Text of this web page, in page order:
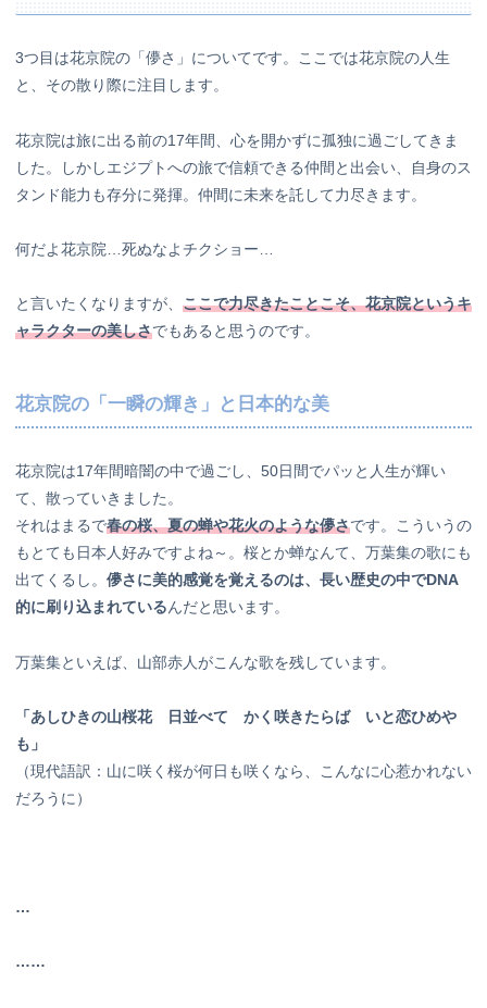
3つ目は花京院の「儚さ」についてです。ここでは花京院の人生
と、その散り際に注目します。
花京院は旅に出る前の17年間、心を開かずに孤独に過ごしてきま
した。しかしエジプトへの旅で信頼できる仲間と出会い、自身のス
タンド能力も存分に発揮。仲間に未来を託して力尽きます。
何だよ花京院…死ぬなよチクショー…
と言いたくなりますが、 ここで力尽きたことこそ、花京院というキ
ャラクターの美しさでもあると思うのです。
花京院の「一瞬の輝き」と日本的な美
花京院は17年間暗闇の中で過ごし、50日間でパッと人生が輝い
て、散っていきました。
それはまるで春の桜、夏の蝉や花火のような儚さです。こういうの
もとても日本人好みですよね～。桜とか蝉なんて、万葉集の歌にも
出てくるし。 儚さに美的感覚を覚えるのは、長い歴史の中でDNA
的に刷り込まれているんだと思います。
万葉集といえば、山部赤人がこんな歌を残しています。
「あしひきの山桜花 日並べて かく咲きたらば いと恋ひめや
も」
（現代語訳：山に咲く桜が何日も咲くなら、こんなに心惹かれない
だろうに）
…
……